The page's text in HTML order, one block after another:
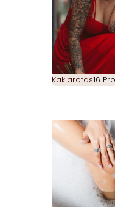
Kaklarotas16